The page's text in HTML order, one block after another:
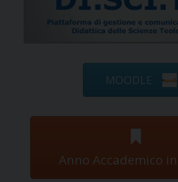
MOODLE
Anno Accademico